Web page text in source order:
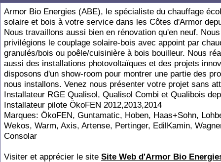
Armor Bio Energies (ABE), le spécialiste du chauffage
solaire et bois à votre service dans les Côtes d'Armor
Nous travaillons aussi bien en rénovation qu'en neuf. Nous
privilégions le couplage solaire-bois avec appoint par
granulés/bois ou poêle/cuisinière à bois bouilleur. Nous
aussi des installations photovoltaïques et des projets
disposons d'un show-room pour montrer une partie des
nous installons. Venez nous présenter votre projet sans
Installateur RGE Qualisol, Qualisol Combi et Qualibois
Installateur pilote ÖkoFEN 2012,2013,2014
Marques: ÖkoFEN, Guntamatic, Hoben, Haas+Sohn,
Wekos, Warm, Axis, Artense, Pertinger, EdilKamin,
Consolar
Visiter et apprécier le site Site Web d'Armor Bio